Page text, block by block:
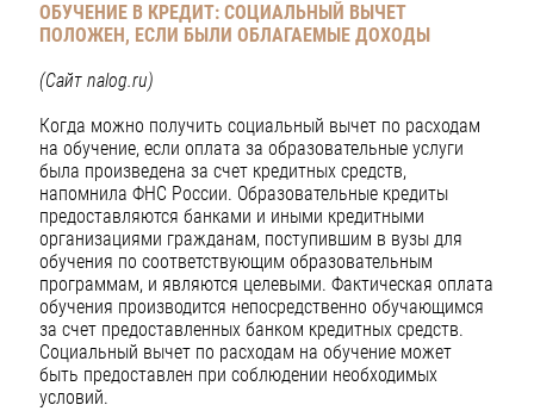
ОБУЧЕНИЕ В КРЕДИТ: СОЦИАЛЬНЫЙ ВЫЧЕТ
ПОЛОЖЕН, ЕСЛИ БЫЛИ ОБЛАГАЕМЫЕ ДОХОДЫ
(Сайт nalog.ru)
Когда можно получить социальный вычет по расходам
на обучение, если оплата за образовательные услуги
была произведена за счет кредитных средств,
напомнила ФНС России. Образовательные кредиты
предоставляются банками и иными кредитными
организациями гражданам, поступившим в вузы для
обучения по соответствующим образовательным
программам, и являются целевыми. Фактическая оплата
обучения производится непосредственно обучающимся
за счет предоставленных банком кредитных средств.
Социальный вычет по расходам на обучение может
быть предоставлен при соблюдении необходимых
условий.